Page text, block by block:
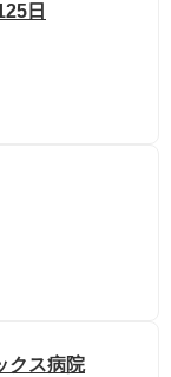
日
クス病院